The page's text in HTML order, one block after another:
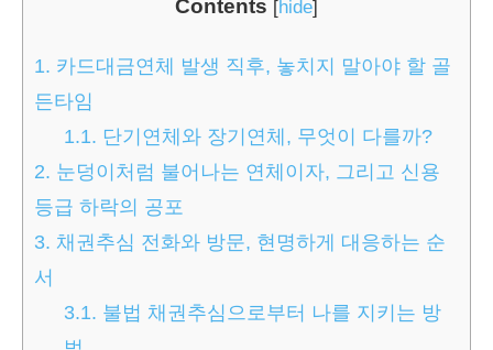
Contents [hide]
1. 카드대금연체 발생 직후, 놓치지 말아야 할 골
든타임
1.1. 단기연체와 장기연체, 무엇이 다를까?
2. 눈덩이처럼 불어나는 연체이자, 그리고 신용
등급 하락의 공포
3. 채권추심 전화와 방문, 현명하게 대응하는 순
서
3.1. 불법 채권추심으로부터 나를 지키는 방